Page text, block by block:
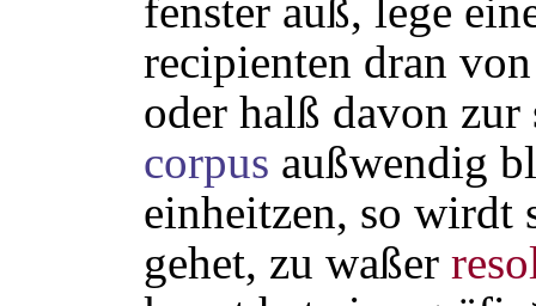
fenster auß, lege
recipienten dran
oder halß davon
corpus außwendig
einheitzen, so wirdt
gehet, zu waßer